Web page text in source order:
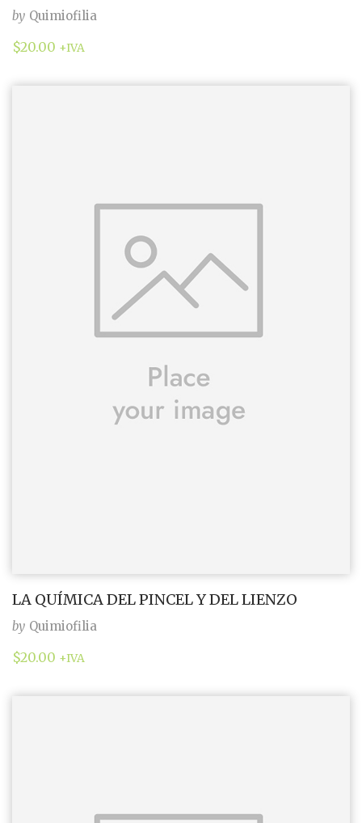
by Quimiofilia
$20.00 +IVA
LA QUÍMICA DEL PINCEL Y DEL LIENZO
by Quimiofilia
$20.00 +IVA